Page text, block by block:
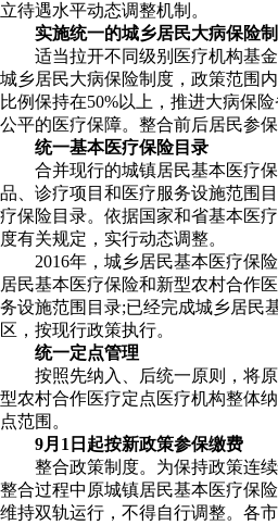
立待遇水平动态调整机制。
实施统一的城乡居民大病保险
适当拉开不同级别医疗机构基
城乡居民大病保险制度，政策范围
比例保持在50%以上，推进大病保
公平的医疗保障。整合前后居民参保
统一基本医疗保险目录
合并现行的城镇居民基本医疗
品、诊疗项目和医疗服务设施范围
疗保险目录。依据国家和省基本医
度有关规定，实行动态调整。
2016年，城乡居民基本医疗保
居民基本医疗保险和新型农村合作
务设施范围目录;已经完成城乡居民
区，按现行政策执行。
统一定点管理
按照先纳入、后统一原则，将
型农村合作医疗定点医疗机构整体
点范围。
9月1日起按新政策参保缴费
整合政策制度。为保持政策连
整合过程中原城镇居民基本医疗保
维持双轨运行，不得自行调整。各